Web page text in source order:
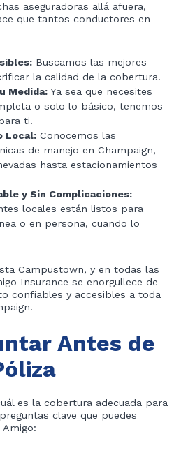
aseguradoras allá afuera,
que tantos conductores en
Buscamos las mejores
la calidad de la cobertura.
Medida: Ya sea que necesites
o solo lo básico, tenemos
ti.
Local: Conocemos las
de manejo en Champaign,
hasta estacionamientos
y Sin Complicaciones:
locales están listos para
o en persona, cuando lo
Campustown, y en todas las
Insurance se enorgullece de
confiables y accesibles a toda
Antes de
es la cobertura adecuada para
clave que puedes